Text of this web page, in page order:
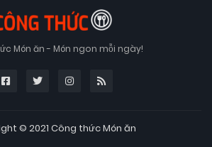
Món ăn - Món ngon mỗi ngày!
© 2021 Công thức Món ăn